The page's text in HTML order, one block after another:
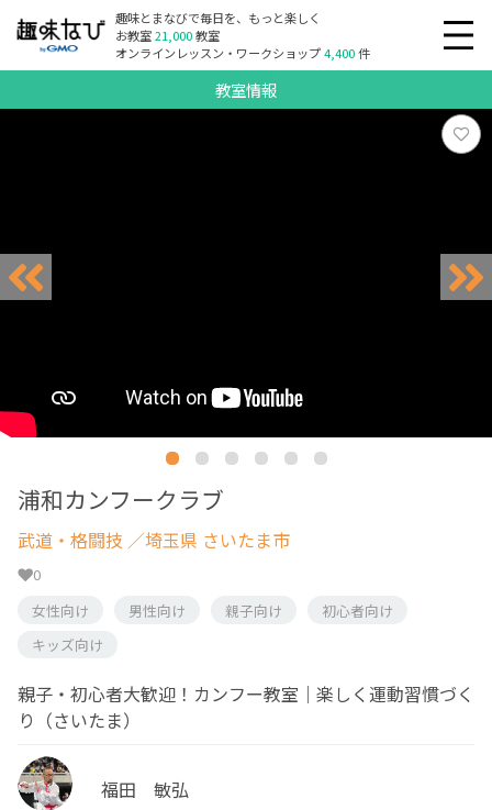
趣味とまなびで毎日を、もっと楽しく
お教室21,000教室
オンラインレッスン・ワークショップ4,400件
教室情報
浦和カンフークラブ
武道・格闘技 ／埼玉県 さいたま市
0
女性向け
男性向け 親子向け
初心者向け
キッズ向け
親子・初心者大歓迎！カンフー教室｜楽しく運動習慣づく
り（さいたま）
福田 敏弘